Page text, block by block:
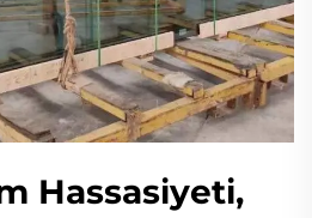
Hassasiyeti,